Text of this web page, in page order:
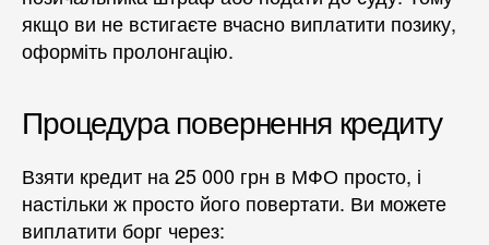
якщо ви не встигаєте вчасно виплатити позику,
оформіть пролонгацію.
Процедура повернення кредиту
Взяти кредит на 25 000 грн в МФО просто, і
настільки ж просто його повертати. Ви можете
виплатити борг через: